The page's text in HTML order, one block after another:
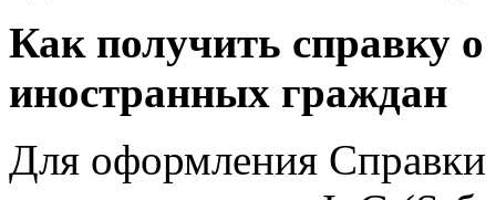
Как получить справку
иностранных граждан
Для оформления Справки